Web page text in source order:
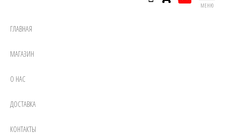
МЕНЮ
ГЛАВНАЯ
МАГАЗИН
О НАС
ДОСТАВКА
КОНТАКТЫ